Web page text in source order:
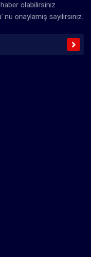
olabilirsiniz.
onaylamış sayılırsınız.